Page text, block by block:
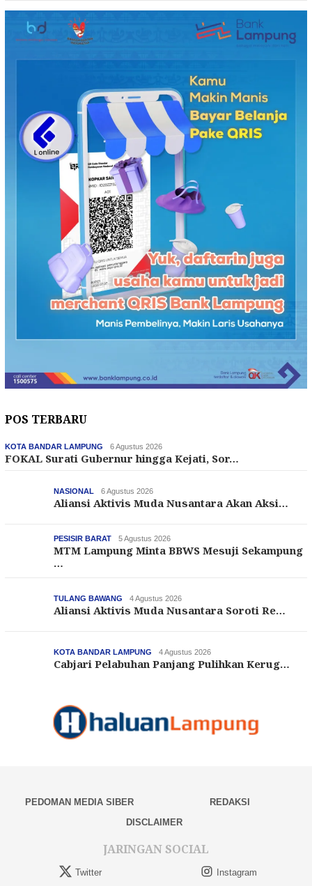
POS TERBARU
KOTA BANDAR LAMPUNG 6 Agustus 2026
FOKAL Surati Gubernur hingga Kejati, Sor…
NASIONAL 6 Agustus 2026
Aliansi Aktivis Muda Nusantara Akan Aksi…
PESISIR BARAT 5 Agustus 2026
MTM Lampung Minta BBWS Mesuji Sekampung
…
TULANG BAWANG 4 Agustus 2026
Aliansi Aktivis Muda Nusantara Soroti Re…
KOTA BANDAR LAMPUNG 4 Agustus 2026
Cabjari Pelabuhan Panjang Pulihkan Kerug…
PEDOMAN MEDIA SIBER
REDAKSI
DISCLAIMER
JARINGAN SOCIAL
Twitter Instagram